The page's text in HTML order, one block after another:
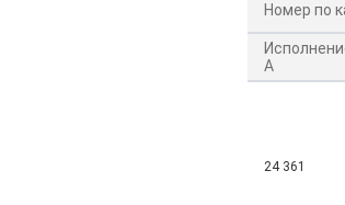
Номер по
A
24 361